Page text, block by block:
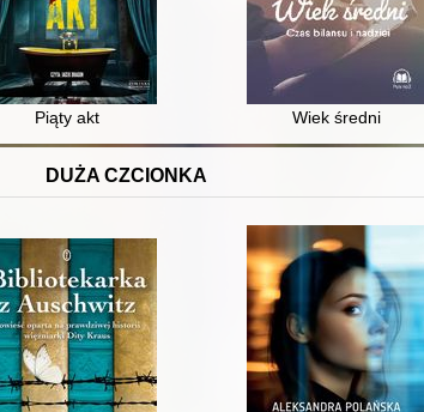
Piąty akt Wiek średni
DUŻA CZCIONKA